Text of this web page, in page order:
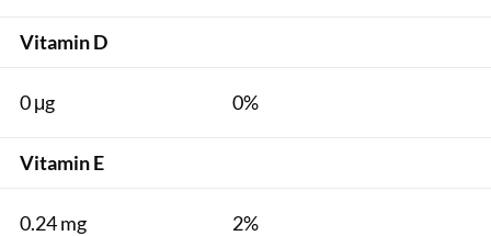
Vitamin D
0 μg 0%
Vitamin E
0.24 mg 2%